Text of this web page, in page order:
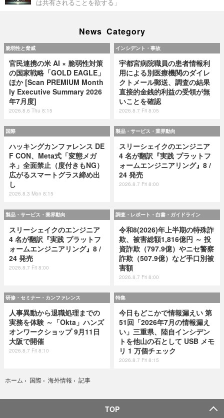
は共有されることを欲する」
News Category
脆弱性と脅威
官民連携の米 AI × 脆弱性対策
の国家戦略「GOLD EAGLE」
ほか [Scan PREMIUM Month
ly Executive Summary 2026
年7月度]
2026.8.6 Thu 8:15
インシデント・事故
宇都宮病院職員の患者情報利
用による別医療機関のダイレ
クトメール郵送、調査の結果
直接的金銭的利益の受領が無
いことを確認
2026.8.7 Fri 8:05
国際
ハッキングカンファレンス DE
F CON、Meta式「変態メガ
ネ」全面禁止（度付きもNG）
広がるスマートグラス締め出
し
2026.8.3 Mon 8:15
製品・サービス・業界動向
スリーシェイクのエンジニア
4 名が翻訳『実践 プラットフ
ォームエンジニアリング』8 /
24 発売
2026.8.7 Fri 8:00
製品・サービス・業界動向
スリーシェイクのエンジニア
4 名が翻訳『実践 プラットフ
ォームエンジニアリング』8 /
24 発売
2026.8.7 Fri 8:00
調査・レポート・白書・ガイドライン
令和8(2026)年上半期の特殊詐
欺、被害総額1,816億円 ～ 投
資詐欺（797.9億）やニセ警察
詐欺（507.9億）など手口別被
害額
2026.8.7 Fri 8:00
研修・セミナー・カンファレンス
人事異動から退職処理までの
実務を体験 ～「Okta」ハンズ
オンワークショップ 9月11日
大阪で開催
2026.8.7 Fri 8:10
特集
今日もどこかで情報漏えい 第
51回「2026年7月の情報漏え
い」三重県、陸自インシデン
トを他山の石として USB メモ
リ 1 万個チェック
2026.8.7 Fri 8:15
ホーム › 国際 › 海外情報 › 記事
TOP